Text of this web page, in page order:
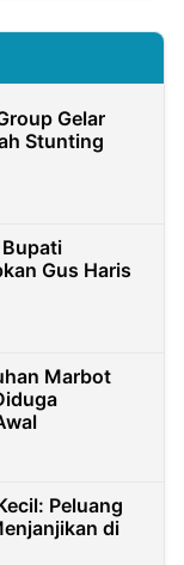
Gelar
Stunting
Gus Haris
Marbot
Peluang
di